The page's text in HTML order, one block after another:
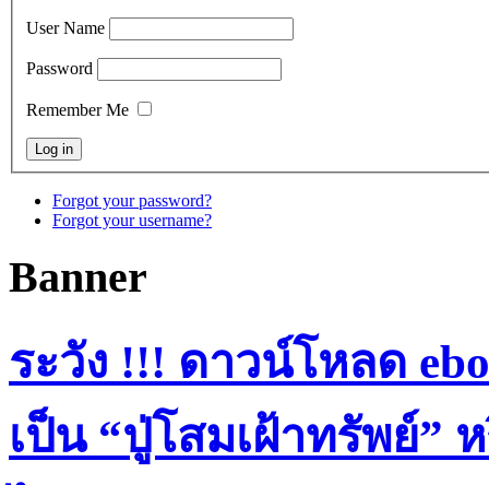
User Name
Password
Remember Me
Forgot your password?
Forgot your username?
Banner
ระวัง !!! ดาวน์โหลด
เป็น “ปู่โสมเฝ้าทรัพย์”